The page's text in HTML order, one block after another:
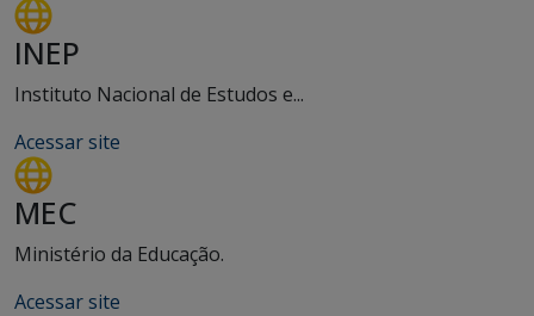
INEP
Instituto Nacional de Estudos e...
Acessar site
MEC
Ministério da Educação.
Acessar site